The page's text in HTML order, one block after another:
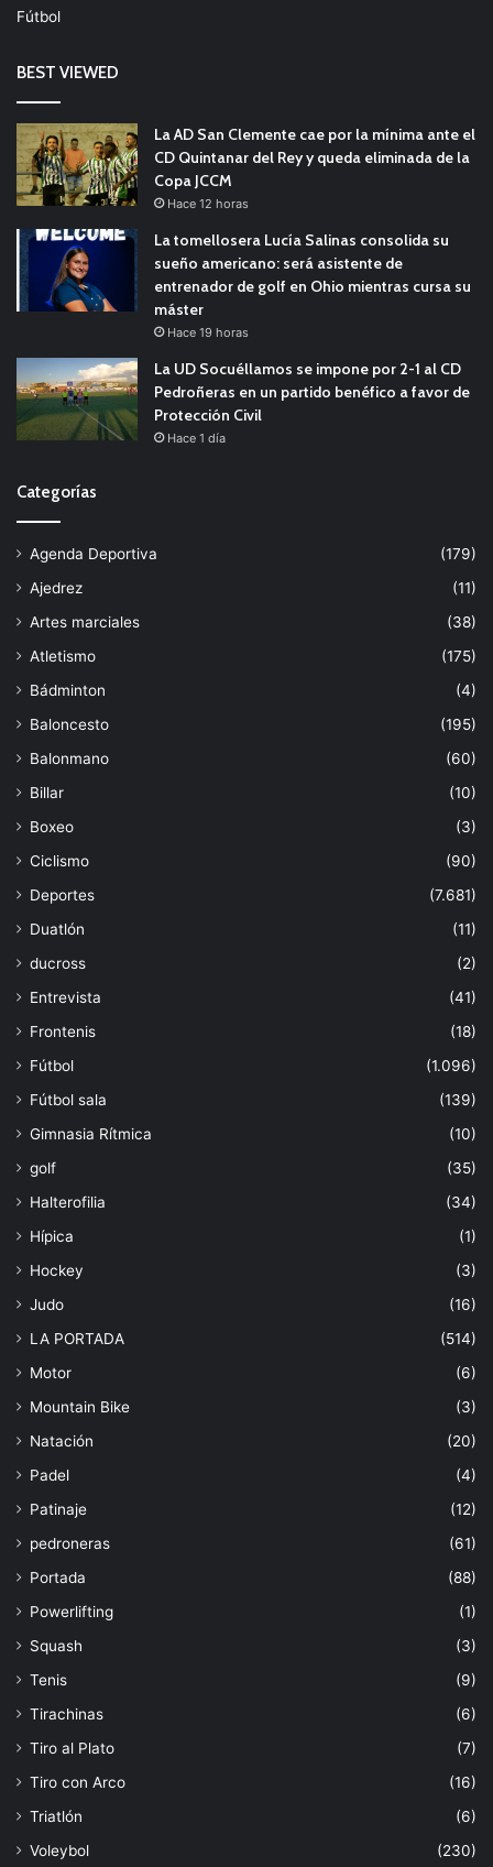
Fútbol
BEST VIEWED
La AD San Clemente cae por la mínima ante el
CD Quintanar del Rey y queda eliminada de la
Copa JCCM
Hace 12 horas
La tomellosera Lucía Salinas consolida su
sueño americano: será asistente de
entrenador de golf en Ohio mientras cursa su
máster
Hace 19 horas
La UD Socuéllamos se impone por 2-1 al CD
Pedroñeras en un partido benéfico a favor de
Protección Civil
Hace 1 día
Categorías
Agenda Deportiva
(179)
Ajedrez
(11)
Artes marciales
(38)
Atletismo
(175)
Bádminton
(4)
Baloncesto
(195)
Balonmano
(60)
Billar
(10)
Boxeo
(3)
Ciclismo
(90)
Deportes
(7.681)
Duatlón
(11)
ducross
(2)
Entrevista
(41)
Frontenis
(18)
Fútbol
(1.096)
Fútbol sala
(139)
Gimnasia Rítmica
(10)
golf
(35)
Halterofilia
(34)
Hípica
(1)
Hockey
(3)
Judo
(16)
LA PORTADA
(514)
Motor
(6)
Mountain Bike
(3)
Natación
(20)
Padel
(4)
Patinaje
(12)
pedroneras
(61)
Portada
(88)
Powerlifting
(1)
Squash
(3)
Tenis
(9)
Tirachinas
(6)
Tiro al Plato
(7)
Tiro con Arco
(16)
Triatlón
(6)
Voleybol
(230)